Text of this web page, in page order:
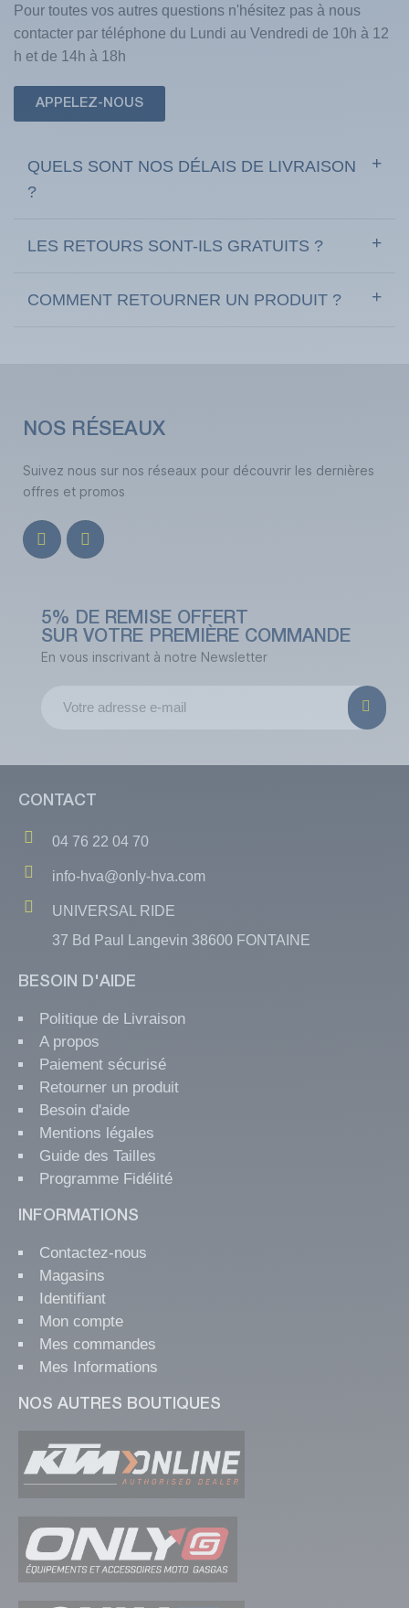
Pour toutes vos autres questions n'hésitez pas à nous
contacter par téléphone du Lundi au Vendredi de 10h à 12
h et de 14h à 18h
APPELEZ-NOUS
QUELS SONT NOS DÉLAIS DE LIVRAISON
?
LES RETOURS SONT-ILS GRATUITS ?
COMMENT RETOURNER UN PRODUIT ?
NOS RÉSEAUX
Suivez nous sur nos réseaux pour découvrir les dernières
offres et promos
5% DE REMISE OFFERT
SUR VOTRE PREMIÈRE COMMANDE
En vous inscrivant à notre Newsletter
CONTACT
04 76 22 04 70
info-hva@only-hva.com
UNIVERSAL RIDE
37 Bd Paul Langevin 38600 FONTAINE
BESOIN D'AIDE
Politique de Livraison
A propos
Paiement sécurisé
Retourner un produit
Besoin d'aide
Mentions légales
Guide des Tailles
Programme Fidélité
INFORMATIONS
Contactez-nous
Magasins
Identifiant
Mon compte
Mes commandes
Mes Informations
NOS AUTRES BOUTIQUES